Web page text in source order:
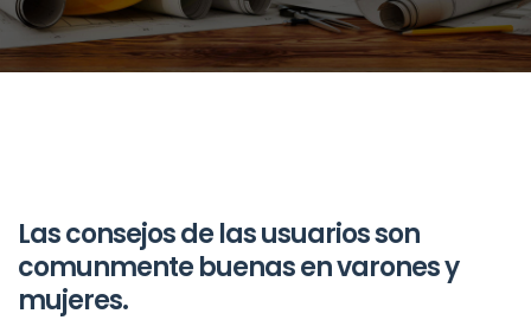
Las consejos de las usuarios son
comunmente buenas en varones y
mujeres.